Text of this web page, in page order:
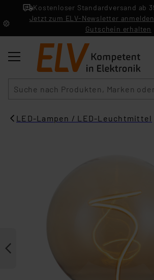
Kostenloser Standardversand ab
Jetzt zum ELV-Newsletter
Gutschein erhalten
LED-Lampen / LED-Leuchtmittel